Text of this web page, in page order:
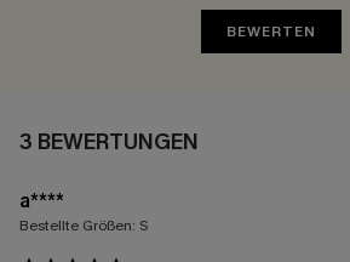
BEWERTEN
3 BEWERTUNGEN
a****
Bestellte Größen: S